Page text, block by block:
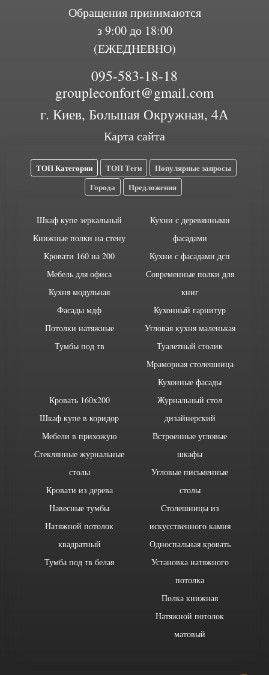
Обращения принимаются
з 9:00 до 18:00
(ЕЖЕДНЕВНО)
095-583-18-18
groupleconfort@gmail.com
г. Киев, Большая Окружная, 4А
Карта сайта
ТОП Категории ТОП Теги
Популярные запросы
Города
Предложения
Шкаф купе зеркальный
Книжные полки на стену
Кровати 160 на 200
Мебель для офиса
Кухня модульная
Фасады мдф
Потолки натяжные
Тумбы под тв
Кухни с деревянными
фасадами
Кухни с фасадами дсп
Современные полки для
книг
Кухонный гарнитур
Угловая кухня маленькая
Туалетный столик
Мраморная столешница
Кухонные фасады
Кровать 160х200
Шкаф купе в коридор
Мебели в прихожую
Стеклянные журнальные
столы
Кровати из дерева
Навесные тумбы
Натяжной потолок
квадратный
Тумба под тв белая
Журнальный стол
дизайнерский
Встроенные угловые
шкафы
Угловые письменные
столы
Столешницы из
искусственного камня
Односпальная кровать
Установка натяжного
потолка
Полка книжная
Натяжной потолок
матовый